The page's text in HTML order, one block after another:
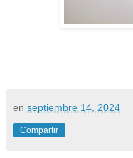
en septiembre 14, 2024
Compartir